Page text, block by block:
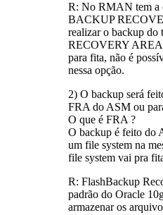
R: No RMAN tem a
BACKUP
realizar o backup do
RECOVERY AREA
para fita, não é
nessa opção.
2) O backup será
FRA do ASM ou
O que é FRA ?
O backup é feito do
um file system na
file system vai pra
R: FlashBackup
padrão do Oracle
armazenar os